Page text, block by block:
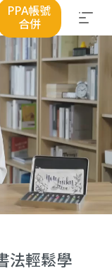
PPA帳號
合併
法輕鬆學